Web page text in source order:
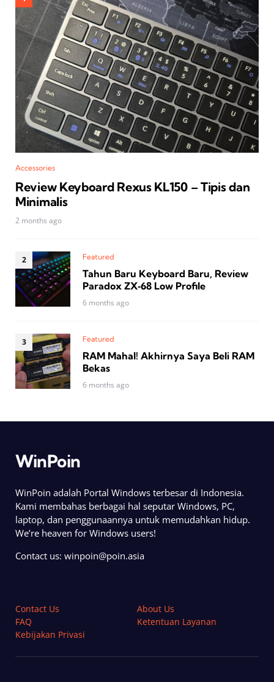
Accessories
Review Keyboard Rexus KL150 – Tipis dan
Minimalis
2 months ago
Featured
Tahun Baru Keyboard Baru, Review
Paradox ZX‑68 Low Profile
6 months ago
Featured
RAM Mahal! Akhirnya Saya Beli RAM
Bekas
6 months ago
WinPoin
WinPoin adalah Portal Windows terbesar di Indonesia.
Kami membahas berbagai hal seputar Windows, PC,
laptop, dan penggunaannya untuk memudahkan hidup.
We’re heaven for Windows users!
Contact us: winpoin@poin.asia
Contact Us
About Us
FAQ
Ketentuan Layanan
Kebijakan Privasi